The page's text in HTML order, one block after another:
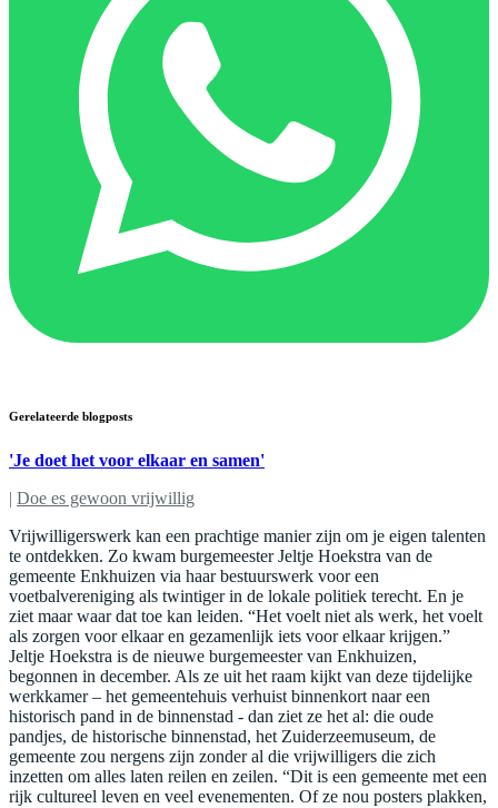
Gerelateerde blogposts
'Je doet het voor elkaar en samen'
| Doe es gewoon vrijwillig
Vrijwilligerswerk kan een prachtige manier zijn om je eigen talenten
te ontdekken. Zo kwam burgemeester Jeltje Hoekstra van de
gemeente Enkhuizen via haar bestuurswerk voor een
voetbalvereniging als twintiger in de lokale politiek terecht. En je
ziet maar waar dat toe kan leiden. “Het voelt niet als werk, het voelt
als zorgen voor elkaar en gezamenlijk iets voor elkaar krijgen.”
Jeltje Hoekstra is de nieuwe burgemeester van Enkhuizen,
begonnen in december. Als ze uit het raam kijkt van deze tijdelijke
werkkamer – het gemeentehuis verhuist binnenkort naar een
historisch pand in de binnenstad - dan ziet ze het al: die oude
pandjes, de historische binnenstad, het Zuiderzeemuseum, de
gemeente zou nergens zijn zonder al die vrijwilligers die zich
inzetten om alles laten reilen en zeilen. “Dit is een gemeente met een
rijk cultureel leven en veel evenementen. Of ze nou posters plakken,